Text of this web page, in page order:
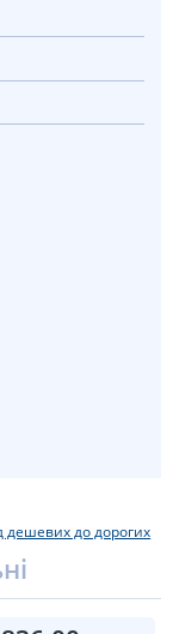
дешевих до дорогих